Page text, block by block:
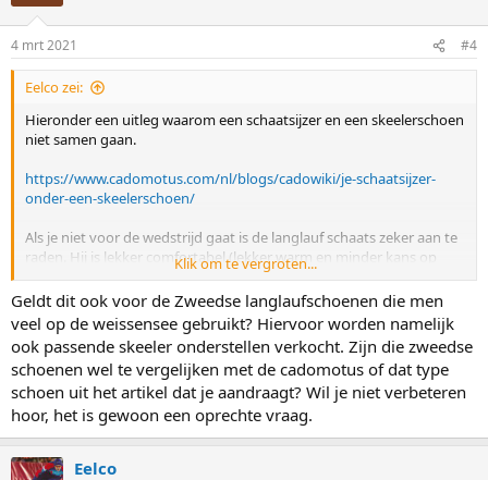
4 mrt 2021 #4
Eelco zei:
Hieronder een uitleg waarom een schaatsijzer en een skeelerschoen
niet samen gaan.
https://www.cadomotus.com/nl/blogs/cadowiki/je-schaatsijzer-
onder-een-skeelerschoen/
Als je niet voor de wedstrijd gaat is de langlauf schaats zeker aan te
raden. Hij is lekker comfortabel (lekker warm en minder kans op
blaarvorming). Voor goed advies kan je bij
https://www.vasashop.nl/terecht. Zij hebben veel ervaring met
langlaufschoenen en met de schaatsen.
Klik om te vergroten...
Geldt dit ook voor de Zweedse langlaufschoenen die men
veel op de weissensee gebruikt? Hiervoor worden namelijk
ook passende skeeler onderstellen verkocht. Zijn die zweedse
schoenen wel te vergelijken met de cadomotus of dat type
schoen uit het artikel dat je aandraagt? Wil je niet verbeteren
hoor, het is gewoon een oprechte vraag.
Eelco